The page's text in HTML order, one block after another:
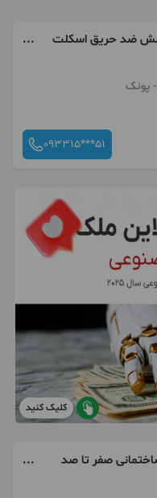
ضد حریق اسکلت
- پونک
093315***51
کلیک کنید
صفر تا صد